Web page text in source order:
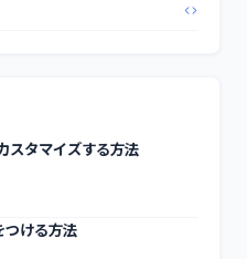
タマイズする方法
ける方法